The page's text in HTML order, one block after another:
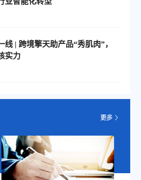
线 | 跨境擎天助产品“秀肌肉”，
实力